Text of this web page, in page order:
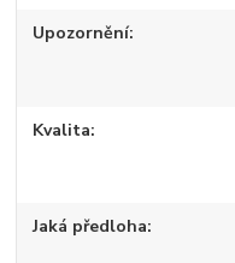
Upozornění
Kvalita
Jaká předloha